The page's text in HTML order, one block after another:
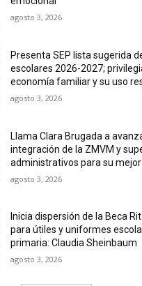
agosto 3, 2026
Presenta SEP lista sugerida
escolares 2026-2027;
economía familiar y su uso
agosto 3, 2026
Llama Clara Brugada a
integración de la ZMVM y
administrativos para su
agosto 3, 2026
Inicia dispersión de la Beca
para útiles y uniformes
primaria: Claudia Sheinbaum
agosto 3, 2026